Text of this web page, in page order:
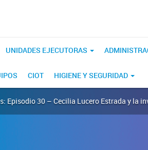
UNIDADES EJECUTORAS
CIOT HIGIENE Y SEGURIDAD
Episodio 30 – Cecilia Lucero Estrada y la